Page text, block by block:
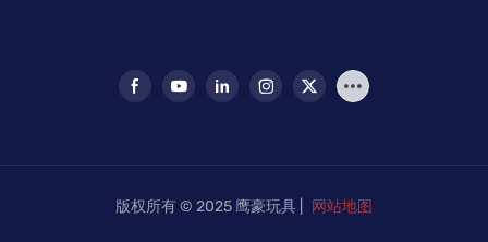
版权所有 © 2025 鹰豪玩具 | 网站地图